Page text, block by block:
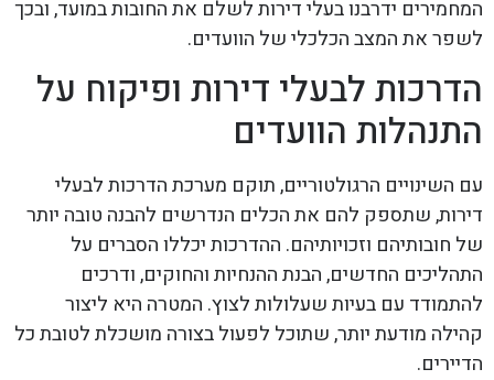
המחמירים ידרבנו בעלי דירות לשלם את החובות במועד, ובכך
לשפר את המצב הכלכלי של הוועדים.
הדרכות לבעלי דירות ופיקוח על
התנהלות הוועדים
עם השינויים הרגולטוריים, תוקם מערכת הדרכות לבעלי
דירות, שתספק להם את הכלים הנדרשים להבנה טובה יותר
של חובותיהם וזכויותיהם. ההדרכות יכללו הסברים על
התהליכים החדשים, הבנת ההנחיות והחוקים, ודרכים
להתמודד עם בעיות שעלולות לצוץ. המטרה היא ליצור
קהילה מודעת יותר, שתוכל לפעול בצורה מושכלת לטובת כל
הדיירים.